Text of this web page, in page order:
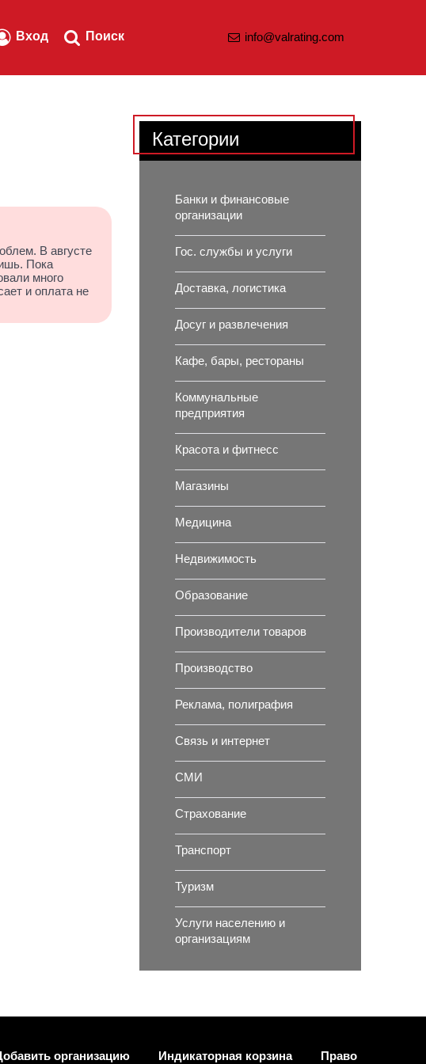
Вход Поиск info@valrating.com
В августе
Пока
много
и оплата не
Категории
Банки и финансовые
организации
Гос. службы и услуги
Доставка, логистика
Досуг и развлечения
Кафе, бары, рестораны
Коммунальные
предприятия
Красота и фитнесс
Магазины
Медицина
Недвижимость
Образование
Производители товаров
Производство
Реклама, полиграфия
Связь и интернет
СМИ
Страхование
Транспорт
Туризм
Услуги населению и
организациям
организацию Индикаторная корзина Право